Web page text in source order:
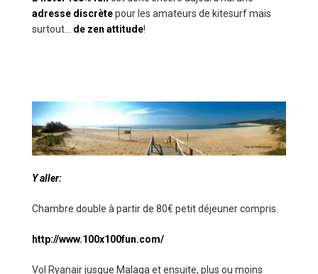
adresse discrètepour les amateurs de kitesurf mais
surtout… de zen attitude!
Y aller:
Chambre double à partir de 80€ petit déjeuner compris.
http://www.100x100fun.com/
Vol Ryanair jusque Malaga et ensuite, plus ou moins